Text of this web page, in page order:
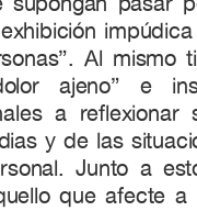
Al mismo
ajeno” e
a reflexionar
y de las
Junto a
que afecte a